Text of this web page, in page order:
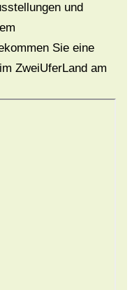
und
Sie eine
ZweiUferLand am